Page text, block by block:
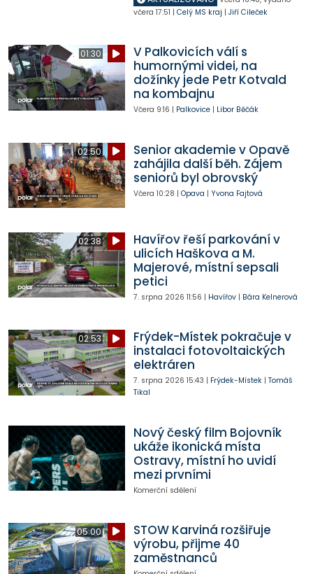
včera 17:51 | Celý MS kraj | Jiří Cileček
01:30
V Palkovicích válí s
humornými videi, na
dožínky jede Petr Kotvald
na kombajnu
Včera 9:16 | Palkovice| Libor Běčák
02:50
Senior akademie v Opavě
zahájila další běh. Zájem
seniorů byl obrovský
Včera 10:28 | Opava | Yvona Fajtová
02:38
Havířov řeší parkování v
ulicích Haškova a M.
Majerové, místní sepsali
petici
7. srpna 2026 11:56 | Havířov| Bára Kelnerová
02:53
Frýdek-Místek pokračuje v
instalaci fotovoltaických
elektráren
7. srpna 2026 15:43 | Frýdek-Místek| Tomáš
Tikal
Nový český film Bojovník
ukáže ikonická místa
Ostravy, místní ho uvidí
mezi prvními
Komerční sdělení
05:00
STOW Karviná rozšiřuje
výrobu, přijme 40
zaměstnanců